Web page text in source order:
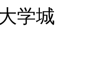
学城